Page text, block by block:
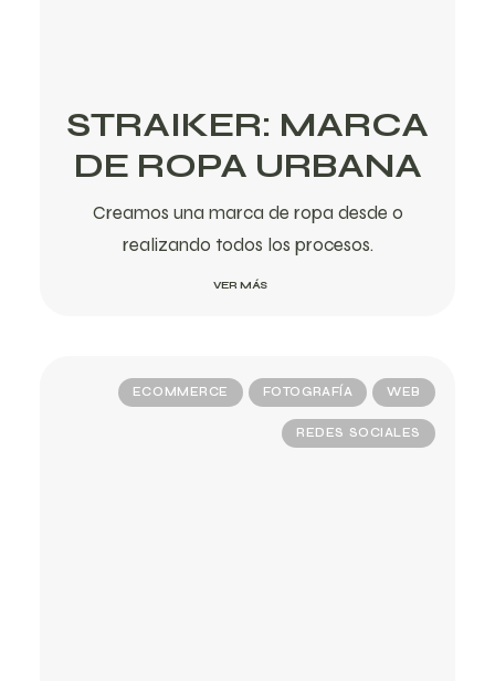
STRAIKER: MARCA
DE ROPA URBANA
Creamos una marca de ropa desde 0
realizando todos los procesos.
VER MÁS
ECOMMERCE FOTOGRAFÍA WEB
REDES SOCIALES